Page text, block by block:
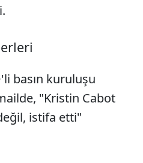
basın kuruluşu
"Kristin Cabot
istifa etti"